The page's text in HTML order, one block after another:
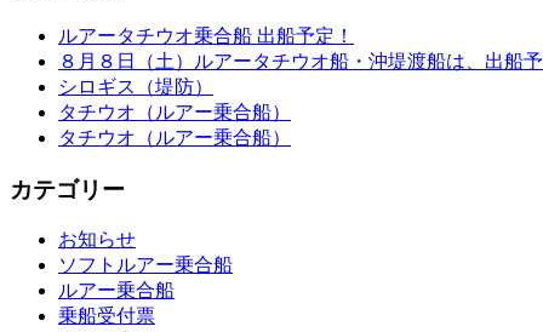
ルアータチウオ乗合船 出船予定！
８月８日（土）ルアータチウオ船・沖堤渡船は、出船
シロギス（堤防）
タチウオ（ルアー乗合船）
タチウオ（ルアー乗合船）
カテゴリー
お知らせ
ソフトルアー乗合船
ルアー乗合船
乗船受付票